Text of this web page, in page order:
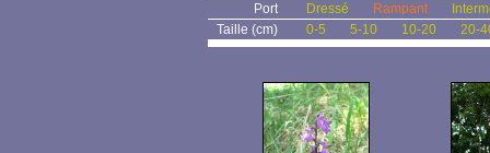
Port
Dressé Rampant
Taille (cm)
0-5 5-10 10-20 20-